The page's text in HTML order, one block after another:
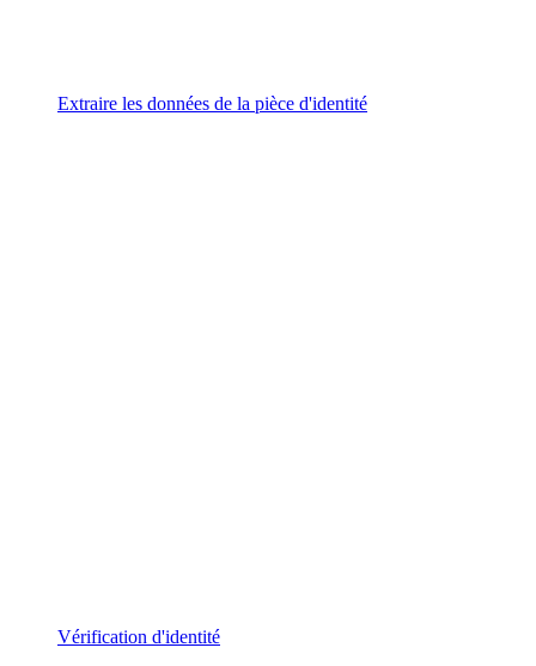
Extraire les données de la pièce d'identité
Vérification d'identité